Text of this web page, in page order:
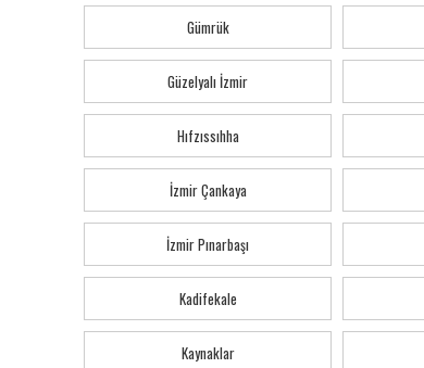
Gümrük
Güzelyalı İzmir
Hıfzıssıhha
İzmir Çankaya
İzmir Pınarbaşı
Kadifekale
Kaynaklar